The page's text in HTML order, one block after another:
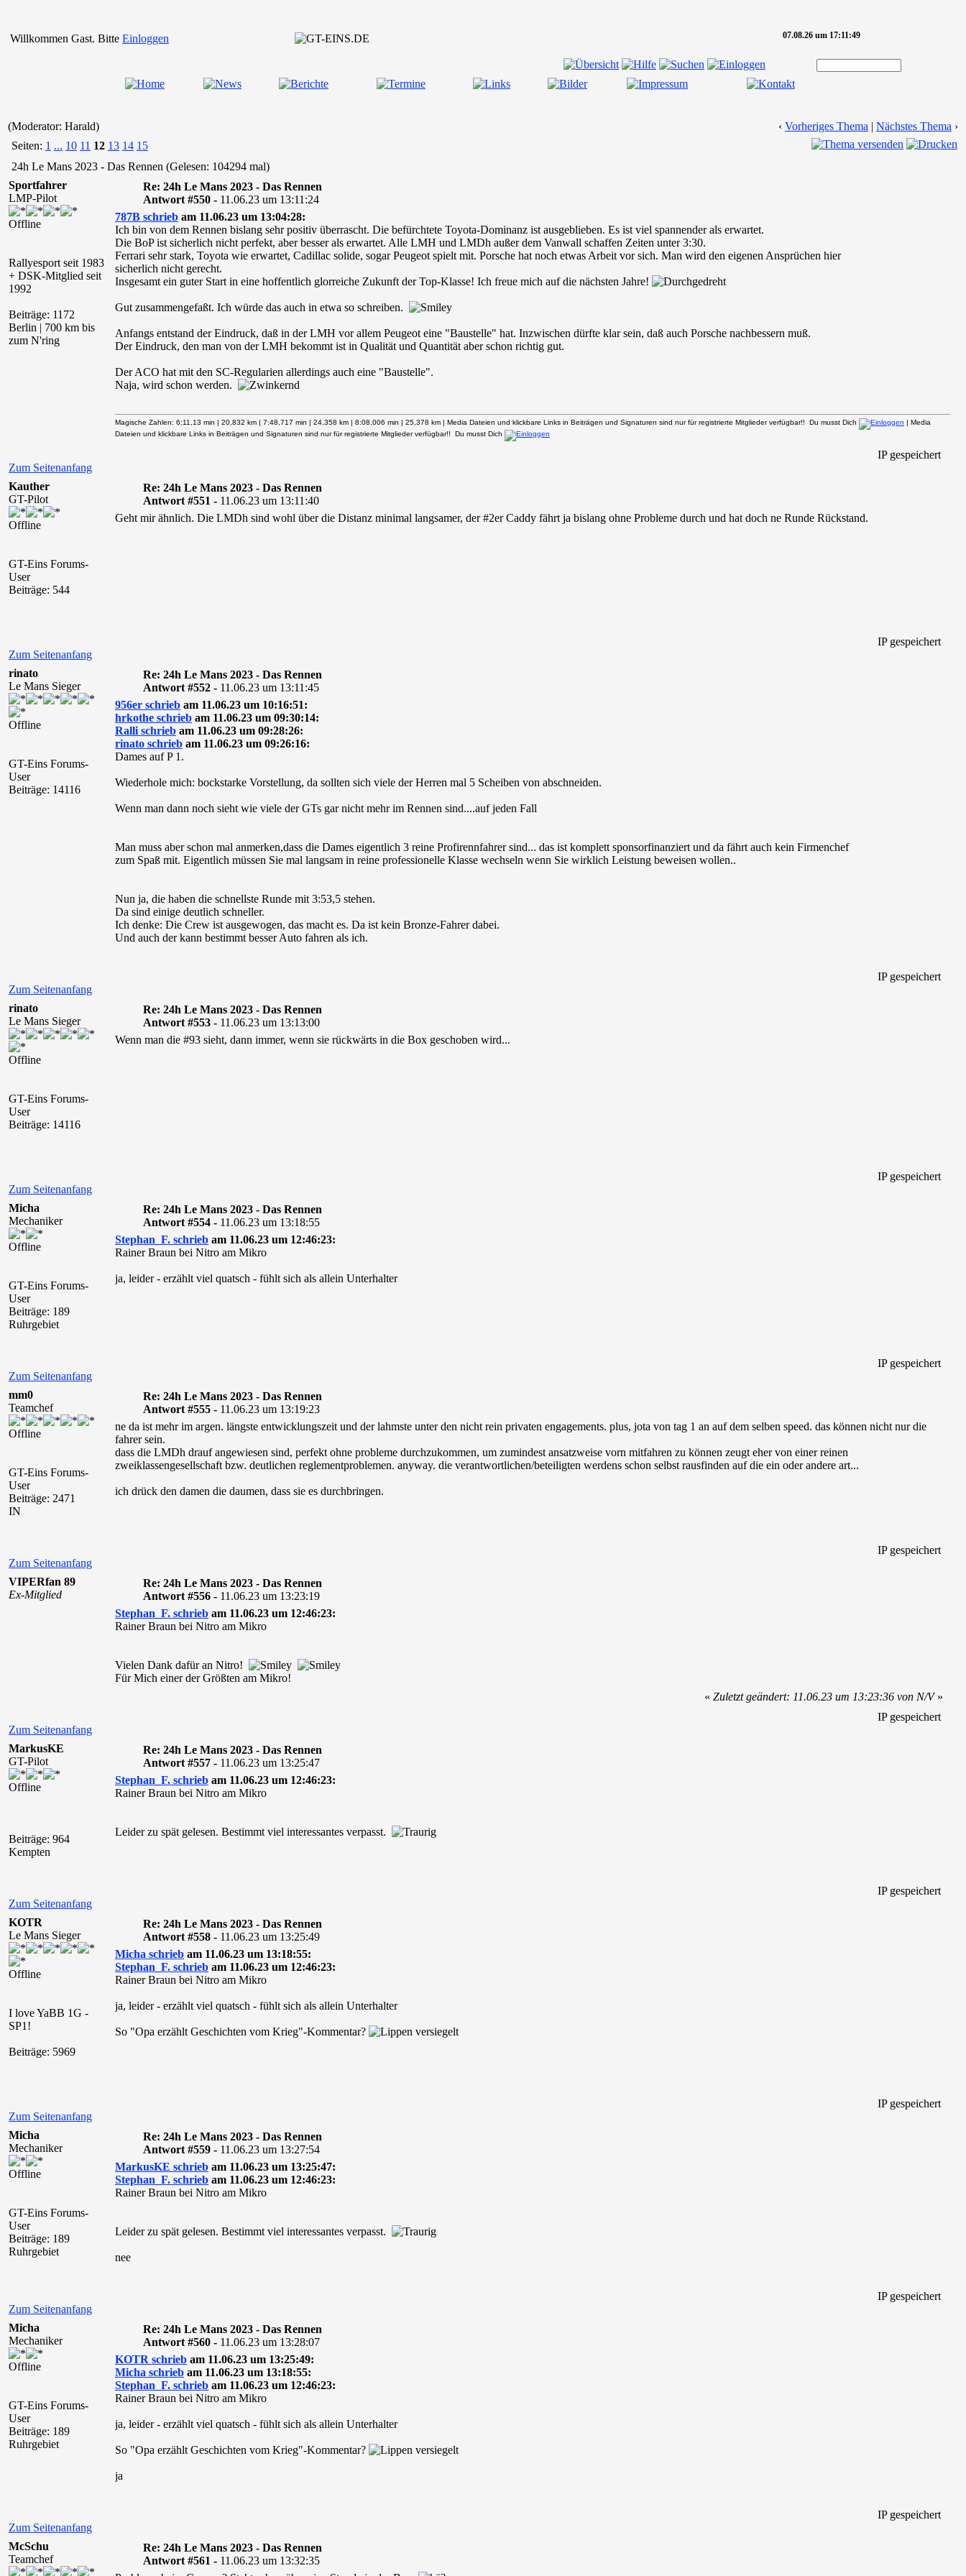
Willkommen Gast. Bitte Einloggen 07.08.26 um 17:11:49
(Moderator: Harald) ‹ Vorheriges Thema | Nächstes Thema ›
Seiten: 1 ... 10 11 12 13 14 15
24h Le Mans 2023 - Das Rennen (Gelesen: 104294 mal)
Sportfahrer
LMP-Pilot
Offline
Rallyesport seit 1983
+ DSK-Mitglied seit
1992
Beiträge: 1172
Berlin | 700 km bis
zum N'ring
Re: 24h Le Mans 2023 - Das Rennen
Antwort #550 - 11.06.23 um 13:11:24
787B schrieb am 11.06.23 um 13:04:28:
Ich bin von dem Rennen bislang sehr positiv überrascht. Die befürchtete Toyota-Dominanz ist ausgeblieben. Es ist viel spannender als erwartet.
Die BoP ist sicherlich nicht perfekt, aber besser als erwartet. Alle LMH und LMDh außer dem Vanwall schaffen Zeiten unter 3:30.
Ferrari sehr stark, Toyota wie erwartet, Cadillac solide, sogar Peugeot spielt mit. Porsche hat noch etwas Arbeit vor sich. Man wird den eigenen Ansprüchen hier
sicherlich nicht gerecht.
Insgesamt ein guter Start in eine hoffentlich glorreiche Zukunft der Top-Klasse! Ich freue mich auf die nächsten Jahre!
Gut zusammengefaßt. Ich würde das auch in etwa so schreiben.
Anfangs entstand der Eindruck, daß in der LMH vor allem Peugeot eine "Baustelle" hat. Inzwischen dürfte klar sein, daß auch Porsche nachbessern muß.
Der Eindruck, den man von der LMH bekommt ist in Qualität und Quantität aber schon richtig gut.
Der ACO hat mit den SC-Regularien allerdings auch eine "Baustelle".
Naja, wird schon werden.
Zum Seitenanfang
Magische Zahlen: 6:11,13 min | 20,832 km | 7:48,717 min | 24,358 km | 8:08,006 min | 25,378 km | Media Dateien und klickbare Links in Beiträgen und Signaturen sind nur für registrierte Mitglieder verfügbar!! Du musst Dich
| Media
Dateien und klickbare Links in Beiträgen und Signaturen sind nur für registrierte Mitglieder verfügbar!! Du musst Dich
IP gespeichert
Kauther
GT-Pilot
Offline
GT-Eins Forums-
User
Beiträge: 544
Re: 24h Le Mans 2023 - Das Rennen
Antwort #551 - 11.06.23 um 13:11:40
Geht mir ähnlich. Die LMDh sind wohl über die Distanz minimal langsamer, der #2er Caddy fährt ja bislang ohne Probleme durch und hat doch ne Runde Rückstand.
Zum Seitenanfang
IP gespeichert
rinato
Le Mans Sieger
Offline
GT-Eins Forums-
User
Beiträge: 14116
Re: 24h Le Mans 2023 - Das Rennen
Antwort #552 - 11.06.23 um 13:11:45
956er schrieb am 11.06.23 um 10:16:51:
hrkothe schrieb am 11.06.23 um 09:30:14:
Ralli schrieb am 11.06.23 um 09:28:26:
rinato schrieb am 11.06.23 um 09:26:16:
Dames auf P 1.
Wiederhole mich: bockstarke Vorstellung, da sollten sich viele der Herren mal 5 Scheiben von abschneiden.
Wenn man dann noch sieht wie viele der GTs gar nicht mehr im Rennen sind....auf jeden Fall
Man muss aber schon mal anmerken,dass die Dames eigentlich 3 reine Profirennfahrer sind... das ist komplett sponsorfinanziert und da fährt auch kein Firmenchef
zum Spaß mit. Eigentlich müssen Sie mal langsam in reine professionelle Klasse wechseln wenn Sie wirklich Leistung beweisen wollen..
Nun ja, die haben die schnellste Runde mit 3:53,5 stehen.
Da sind einige deutlich schneller.
Ich denke: Die Crew ist ausgewogen, das macht es. Da ist kein Bronze-Fahrer dabei.
Und auch der kann bestimmt besser Auto fahren als ich.
Zum Seitenanfang
IP gespeichert
rinato
Le Mans Sieger
Offline
GT-Eins Forums-
User
Beiträge: 14116
Re: 24h Le Mans 2023 - Das Rennen
Antwort #553 - 11.06.23 um 13:13:00
Wenn man die #93 sieht, dann immer, wenn sie rückwärts in die Box geschoben wird...
Zum Seitenanfang
IP gespeichert
Micha
Mechaniker
Offline
GT-Eins Forums-
User
Beiträge: 189
Ruhrgebiet
Re: 24h Le Mans 2023 - Das Rennen
Antwort #554 - 11.06.23 um 13:18:55
Stephan_F. schrieb am 11.06.23 um 12:46:23:
Rainer Braun bei Nitro am Mikro
ja, leider - erzählt viel quatsch - fühlt sich als allein Unterhalter
Zum Seitenanfang
IP gespeichert
mm0
Teamchef
Offline
GT-Eins Forums-
User
Beiträge: 2471
IN
Re: 24h Le Mans 2023 - Das Rennen
Antwort #555 - 11.06.23 um 13:19:23
ne da ist mehr im argen. längste entwicklungszeit und der lahmste unter den nicht rein privaten engagements. plus, jota von tag 1 an auf dem selben speed. das können nicht nur die
fahrer sein.
dass die LMDh drauf angewiesen sind, perfekt ohne probleme durchzukommen, um zumindest ansatzweise vorn mitfahren zu können zeugt eher von einer reinen
zweiklassengesellschaft bzw. deutlichen reglementproblemen. anyway. die verantwortlichen/beteiligten werdens schon selbst rausfinden auf die ein oder andere art...
ich drück den damen die daumen, dass sie es durchbringen.
Zum Seitenanfang
IP gespeichert
VIPERfan 89
Ex-Mitglied
Re: 24h Le Mans 2023 - Das Rennen
Antwort #556 - 11.06.23 um 13:23:19
Stephan_F. schrieb am 11.06.23 um 12:46:23:
Rainer Braun bei Nitro am Mikro
Vielen Dank dafür an Nitro!
Für Mich einer der Größten am Mikro!
Zum Seitenanfang
«Zuletzt geändert: 11.06.23 um 13:23:36 von N/V»
IP gespeichert
MarkusKE
GT-Pilot
Offline
Beiträge: 964
Kempten
Re: 24h Le Mans 2023 - Das Rennen
Antwort #557 - 11.06.23 um 13:25:47
Stephan_F. schrieb am 11.06.23 um 12:46:23:
Rainer Braun bei Nitro am Mikro
Leider zu spät gelesen. Bestimmt viel interessantes verpasst.
Zum Seitenanfang
IP gespeichert
KOTR
Le Mans Sieger
Offline
I love YaBB 1G -
SP1!
Beiträge: 5969
Re: 24h Le Mans 2023 - Das Rennen
Antwort #558 - 11.06.23 um 13:25:49
Micha schrieb am 11.06.23 um 13:18:55:
Stephan_F. schrieb am 11.06.23 um 12:46:23:
Rainer Braun bei Nitro am Mikro
ja, leider - erzählt viel quatsch - fühlt sich als allein Unterhalter
So "Opa erzählt Geschichten vom Krieg"-Kommentar?
Zum Seitenanfang
IP gespeichert
Micha
Mechaniker
Offline
GT-Eins Forums-
User
Beiträge: 189
Ruhrgebiet
Re: 24h Le Mans 2023 - Das Rennen
Antwort #559 - 11.06.23 um 13:27:54
MarkusKE schrieb am 11.06.23 um 13:25:47:
Stephan_F. schrieb am 11.06.23 um 12:46:23:
Rainer Braun bei Nitro am Mikro
Leider zu spät gelesen. Bestimmt viel interessantes verpasst.
nee
Zum Seitenanfang
IP gespeichert
Micha
Mechaniker
Offline
GT-Eins Forums-
User
Beiträge: 189
Ruhrgebiet
Re: 24h Le Mans 2023 - Das Rennen
Antwort #560 - 11.06.23 um 13:28:07
KOTR schrieb am 11.06.23 um 13:25:49:
Micha schrieb am 11.06.23 um 13:18:55:
Stephan_F. schrieb am 11.06.23 um 12:46:23:
Rainer Braun bei Nitro am Mikro
ja, leider - erzählt viel quatsch - fühlt sich als allein Unterhalter
So "Opa erzählt Geschichten vom Krieg"-Kommentar?
ja
Zum Seitenanfang
IP gespeichert
McSchu
Teamchef
Re: 24h Le Mans 2023 - Das Rennen
Antwort #561 - 11.06.23 um 13:32:35